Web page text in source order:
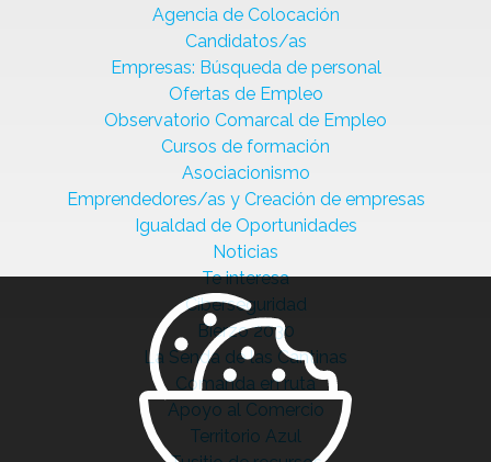
Agencia de Colocación
Candidatos/as
Empresas: Búsqueda de personal
Ofertas de Empleo
Observatorio Comarcal de Empleo
Cursos de formación
Asociacionismo
Emprendedores/as y Creación de empresas
Igualdad de Oportunidades
Noticias
Te interesa
Ciberseguridad
Bierzo 2030
La Senda de las Cantinas
Comanda en ruta
Apoyo al Comercio
Territorio Azul